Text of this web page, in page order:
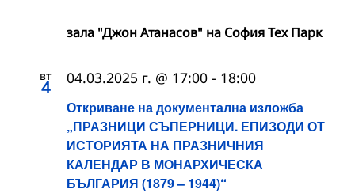
зала "Джон Атанасов" на София Тех Парк
вт
4
Откриване на документална изложба
„ПРАЗНИЦИ СЪПЕРНИЦИ. ЕПИЗОДИ ОТ
ИСТОРИЯТА НА ПРАЗНИЧНИЯ
КАЛЕНДАР В МОНАРХИЧЕСКА
БЪЛГАРИЯ (1879 – 1944)“
04.03.2025 г. @ 17:00 - 18:00